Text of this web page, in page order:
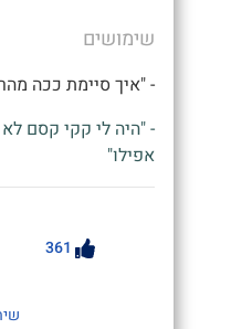
שימושים
- "איך סיימת ככה
- "היה לי קקי קסם לא
אפילו"
361